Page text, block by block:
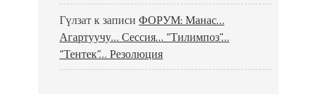
Гүлзатк записи ФОРУМ: Манас…
Агартуучу… Сессия… “Тилимпоз”…
“Тентек”… Резолюция